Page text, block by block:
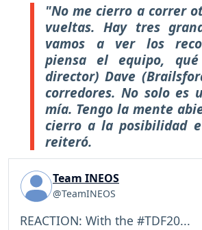
"No me cierro a correr
vueltas. Hay tres
vamos a ver los
piensa el equipo,
director) Dave
corredores. No solo es
mía. Tengo la mente
cierro a la posibilidad
reiteró.
Team INEOS
@TeamINEOS
REACTION: With the #TDF20...